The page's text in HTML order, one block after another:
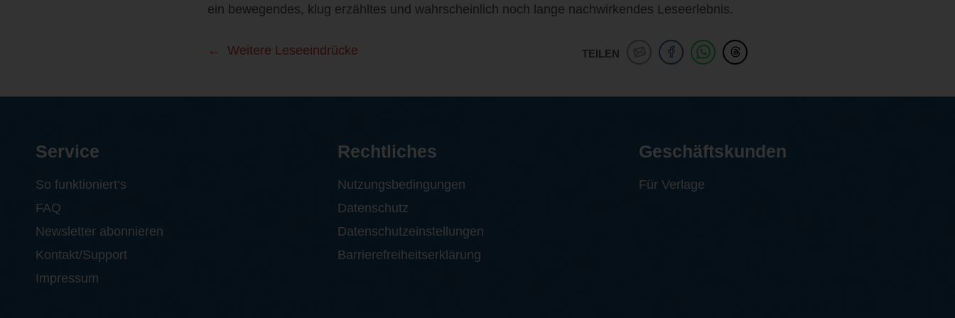
ein bewegendes, klug erzähltes und wahrscheinlich noch lange nachwirkendes Leseerlebnis.
TEILEN
Weitere Leseeindrücke
Service
So funktioniert‘s
FAQ
Newsletter abonnieren
Kontakt/Support
Impressum
Rechtliches
Nutzungsbedingungen
Datenschutz
Datenschutzeinstellungen
Barrierefreiheitserklärung
Geschäftskunden
Für Verlage